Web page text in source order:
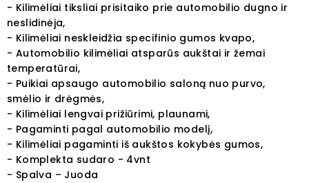
- Kilimėliai tiksliai prisitaiko prie automobilio dugno ir
neslidinėja,
- Kilimėliai neskleidžia specifinio gumos kvapo,
- Automobilio kilimėliai atsparūs aukštai ir žemai
temperatūrai,
- Puikiai apsaugo automobilio saloną nuo purvo,
smėlio ir drėgmės,
- Kilimėliai lengvai prižiūrimi, plaunami,
- Pagaminti pagal automobilio modelį,
- Kilimėliai pagaminti iš aukštos kokybės gumos,
- Komplekta sudaro - 4vnt
- Spalva – Juoda